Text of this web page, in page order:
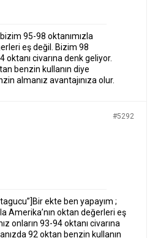
95-98 oktanımızla
eş değil. Bizim 98
oktanı civarına denk geliyor.
benzin kullanın diye
almanız avantajınıza olur.
#5292
ekte ben yapayım ;
Amerika’nın oktan değerleri eş
onların 93-94 oktanı civarına
92 oktan benzin kullanın